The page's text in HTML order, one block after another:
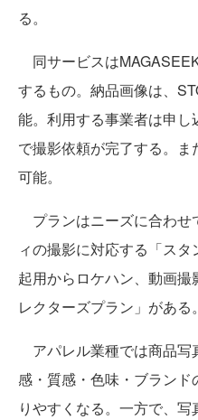
る。
同サービスは
するもの。納品画像は、
能。利用する事業者は申し
で撮影依頼が完了する。
可能。
プランはニーズに合わせ
ィの撮影に対応する「ス
起用からロケハン、動画
レクターズプラン」がある。
アパレル業種では商品写
感・質感・色味・ブラン
りやすくなる。一方で、